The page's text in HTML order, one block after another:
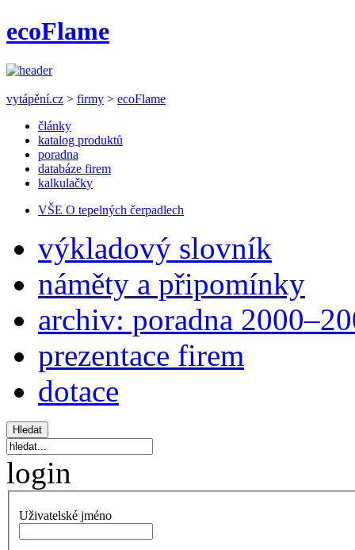
ecoFlame
vytápění.cz > firmy > ecoFlame
články
katalog produktů
poradna
databáze firem
kalkulačky
VŠE O tepelných čerpadlech
výkladový slovník
náměty a připomínky
archiv: poradna
prezentace firem
dotace
login
Uživatelské jméno